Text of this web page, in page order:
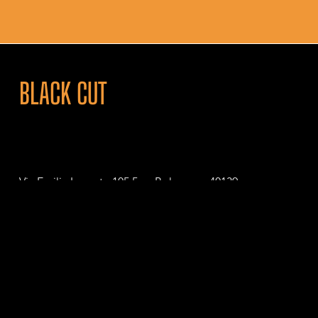
BLACK CUT
Via Emilia Levante 105 5c – Bologna – 40139